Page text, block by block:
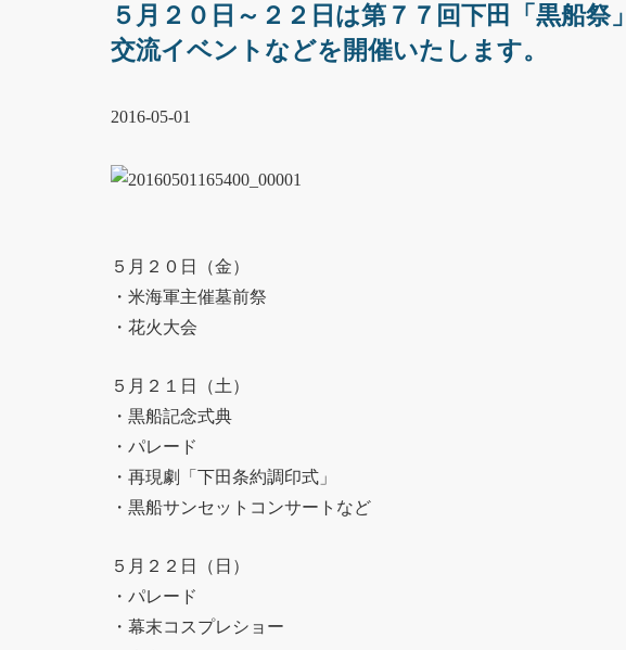
５月２０日～２２日は第７７回下田「黒船
交流イベントなどを開催いたします。
2016-05-01
５月２０日（金）
・米海軍主催墓前祭
・花火大会
５月２１日（土）
・黒船記念式典
・パレード
・再現劇「下田条約調印式」
・黒船サンセットコンサートなど
５月２２日（日）
・パレード
・幕末コスプレショー